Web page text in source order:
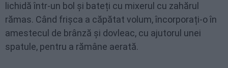
lichidă într-un bol și bateți cu mixerul cu zahărul
rămas. Când frișca a căpătat volum, încorporați-o în
amestecul de brânză și dovleac, cu ajutorul unei
spatule, pentru a rămâne aerată.